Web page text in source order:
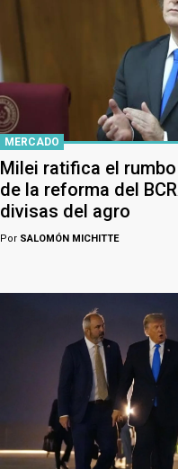
MERCADO
Milei ratifica el
de la reforma del
divisas del agro
Por SALOMÓN MICHITTE